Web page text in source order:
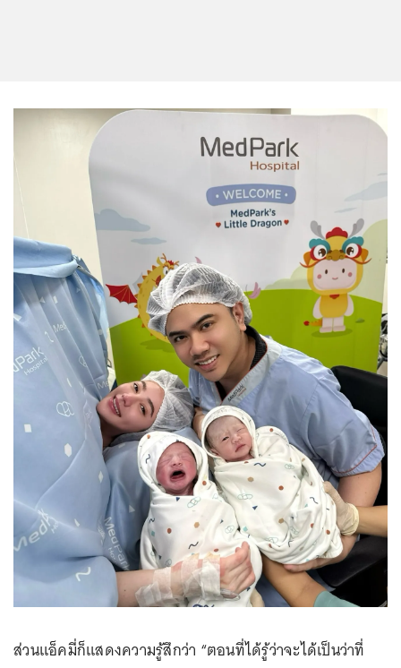
ส่วนแอ็คมี่ก็แสดงความรู้สึกว่า “ตอนที่ได้รู้ว่าจะได้เป็นว่าที่